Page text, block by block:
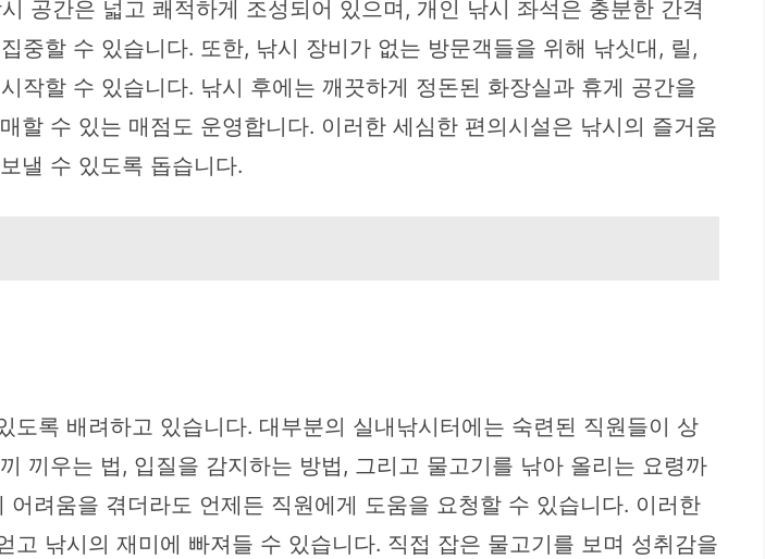
공간은 넓고 쾌적하게 조성되어 있으며, 개인 낚시 좌석은 충분한 간격
중할 수 있습니다. 또한, 낚시 장비가 없는 방문객들을 위해 낚싯대, 릴,
작할 수 있습니다. 낚시 후에는 깨끗하게 정돈된 화장실과 휴게 공간을
할 수 있는 매점도 운영합니다. 이러한 세심한 편의시설은 낚시의 즐거움
낼 수 있도록 돕습니다.
록 배려하고 있습니다. 대부분의 실내낚시터에는 숙련된 직원들이 상
끼우는 법, 입질을 감지하는 방법, 그리고 물고기를 낚아 올리는 요령까
려움을 겪더라도 언제든 직원에게 도움을 요청할 수 있습니다. 이러한
낚시의 재미에 빠져들 수 있습니다. 직접 잡은 물고기를 보며 성취감을